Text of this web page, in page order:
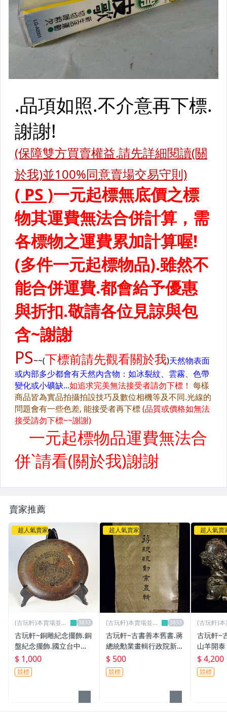
賣家推薦
超人氣賣家
(古玩軒)本賣場並無
古玩軒~銅雕紀念擺飾.銅
盤紀念擺飾.國立台中師
範學院NTCTC.WST521
$ 1,000
競標
超人氣賣家
(古玩軒)本賣場並無
古玩軒~古書善本舊書.蔣
總統勳業畫輯行政院新聞
局民國58年出版.KMG44
5
$ 500
競標
超人氣賣
(古玩軒)
古玩軒~
山羊開
和闐玉.
玉.壽山
40
$ 4,200
競標